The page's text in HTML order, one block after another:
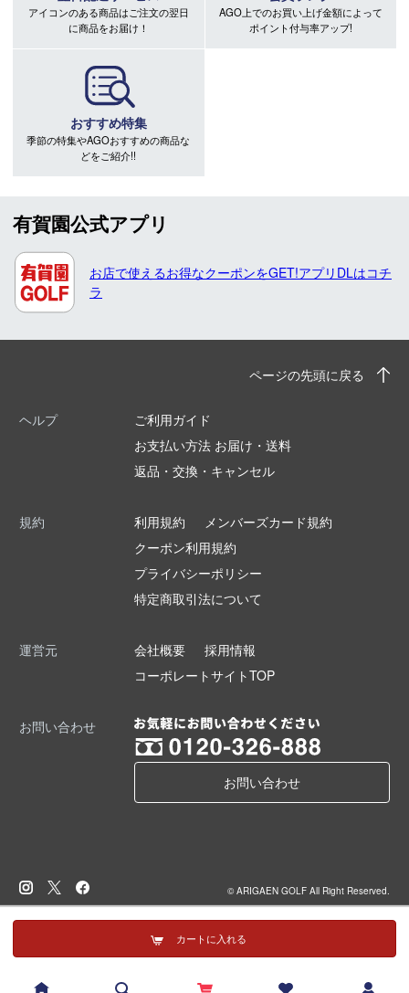
カートに入れる
アイコンのある商品はご注文の翌日
に商品をお届け！
AGO上でのお買い上げ金額によって
ポイント付与率アップ!
おすすめ特集
季節の特集やAGOおすすめの商品な
どをご紹介!!
有賀園公式アプリ
お店で使えるお得なクーポンをGET!アプリDLはコチ
ラ
ページの先頭に戻る
ヘルプ
ご利用ガイド
お支払い方法 お届け・送料
返品・交換・キャンセル
規約 利用規約
メンバーズカード規約
クーポン利用規約
プライバシーポリシー
特定商取引法について
運営元 会社概要
採用情報
コーポレートサイトTOP
お問い合わせ
お問い合わせ
© ARIGAEN GOLF All Right Reserved.